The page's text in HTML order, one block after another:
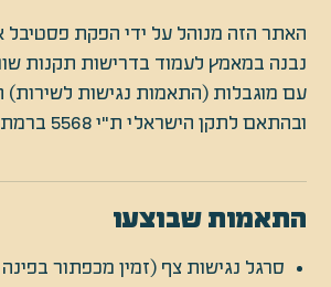
האתר הזה מנוהל על ידי הפקת פסטיבל
נבנה במאמץ לעמוד בדרישות תקנות
ובהתאם לתקן הישראלי ת"י 5568 ברמת AA.
התאמות שבוצעו
סרגל נגישות צף (זמין מכפתור